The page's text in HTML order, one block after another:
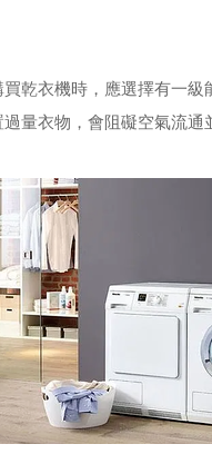
買乾衣機時，應選擇有一
量衣物，會阻礙空氣流通